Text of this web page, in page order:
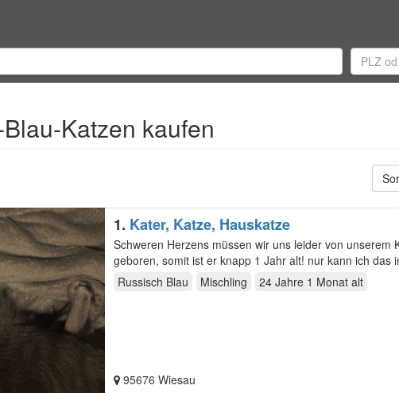
Katzen kaufen
1. Kater, Katze, Hauskatze
Schweren Herzens müssen wir uns leider von unserem
geboren, somit ist er knapp 1 Jahr alt! nur kann ich
Russisch Blau
Mischling 24 Jahre 1 Monat alt
95676 Wiesau